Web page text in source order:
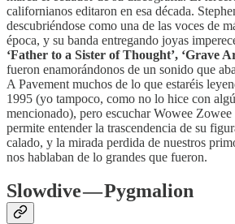
californianos editaron en esa década.
descubriéndose como una de las voces de
época, y su banda entregando joyas
‘Father to a Sister of Thought’, ‘Grave
fueron enamorándonos de un sonido que
A Pavement muchos de lo que estaréis
1995 (yo tampoco, como no lo hice con
mencionado), pero escuchar Wowee Zowee
permite entender la trascendencia de su
calado, y la mirada perdida de nuestros
nos hablaban de lo grandes que fueron.
Slowdive — Pygmalion